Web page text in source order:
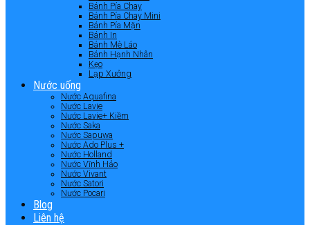
Bánh Pía Chay
Bánh Pía Chay Mini
Bánh Pía Mặn
Bánh In
Bánh Mè Láo
Bánh Hạnh Nhân
Kẹo
Lạp Xưởng
Nước uống
Nước Aquafina
Nước Lavie
Nước Lavie+ Kiềm
Nước Saka
Nước Sapuwa
Nước Ado Plus +
Nước Holland
Nước Vĩnh Hảo
Nước Vivant
Nước Satori
Nước Pocari
Blog
Liên hệ